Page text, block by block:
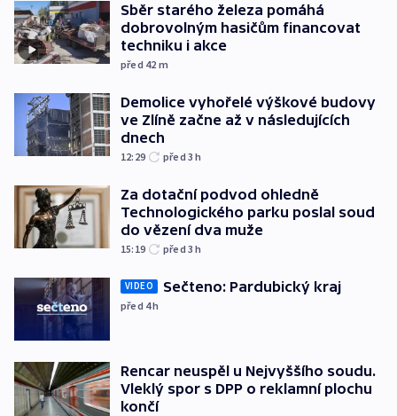
Sběr starého železa pomáhá
dobrovolným hasičům financovat
techniku i akce
před 42 m
Demolice vyhořelé výškové budovy
ve Zlíně začne až v následujících
dnech
12:29 před 3h
Za dotační podvod ohledně
Technologického parku poslal soud
do vězení dva muže
15:19 před 3h
VIDEO Sečteno: Pardubický kraj
před 4h
Rencar neuspěl u Nejvyššího soudu.
Vleklý spor s DPP o reklamní plochu
končí